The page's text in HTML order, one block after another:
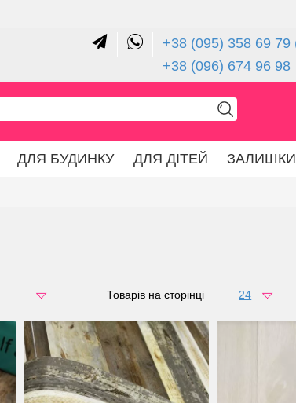
+38 (095) 358 69 79
+38 (096) 674 96 98
ДЛЯ БУДИНКУ ДЛЯ ДІТЕЙ ЗАЛИШКИ
Товарів на сторінці 24
48